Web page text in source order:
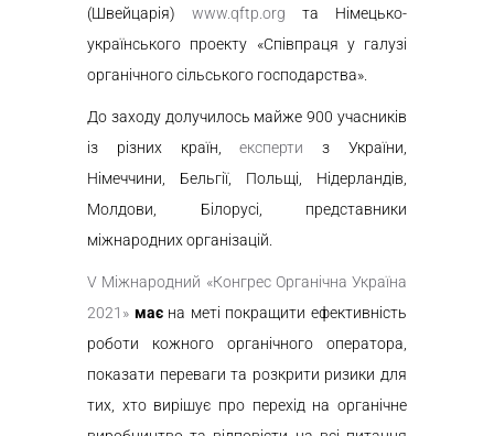
(Швейцарія) www.qftp.org та Німецько-
українського проекту «Співпраця у галузі
органічного сільського господарства».
До заходу долучилось майже 900 учасників
із різних країн,експерти з України,
Німеччини, Бельгії, Польщі, Нідерландів,
Молдови, Білорусі, представники
міжнародних організацій.
V Міжнародний «Конгрес Органічна Україна
2021» має на меті покращити ефективність
роботи кожного органічного оператора,
показати переваги та розкрити ризики для
тих, хто вирішує про перехід на органічне